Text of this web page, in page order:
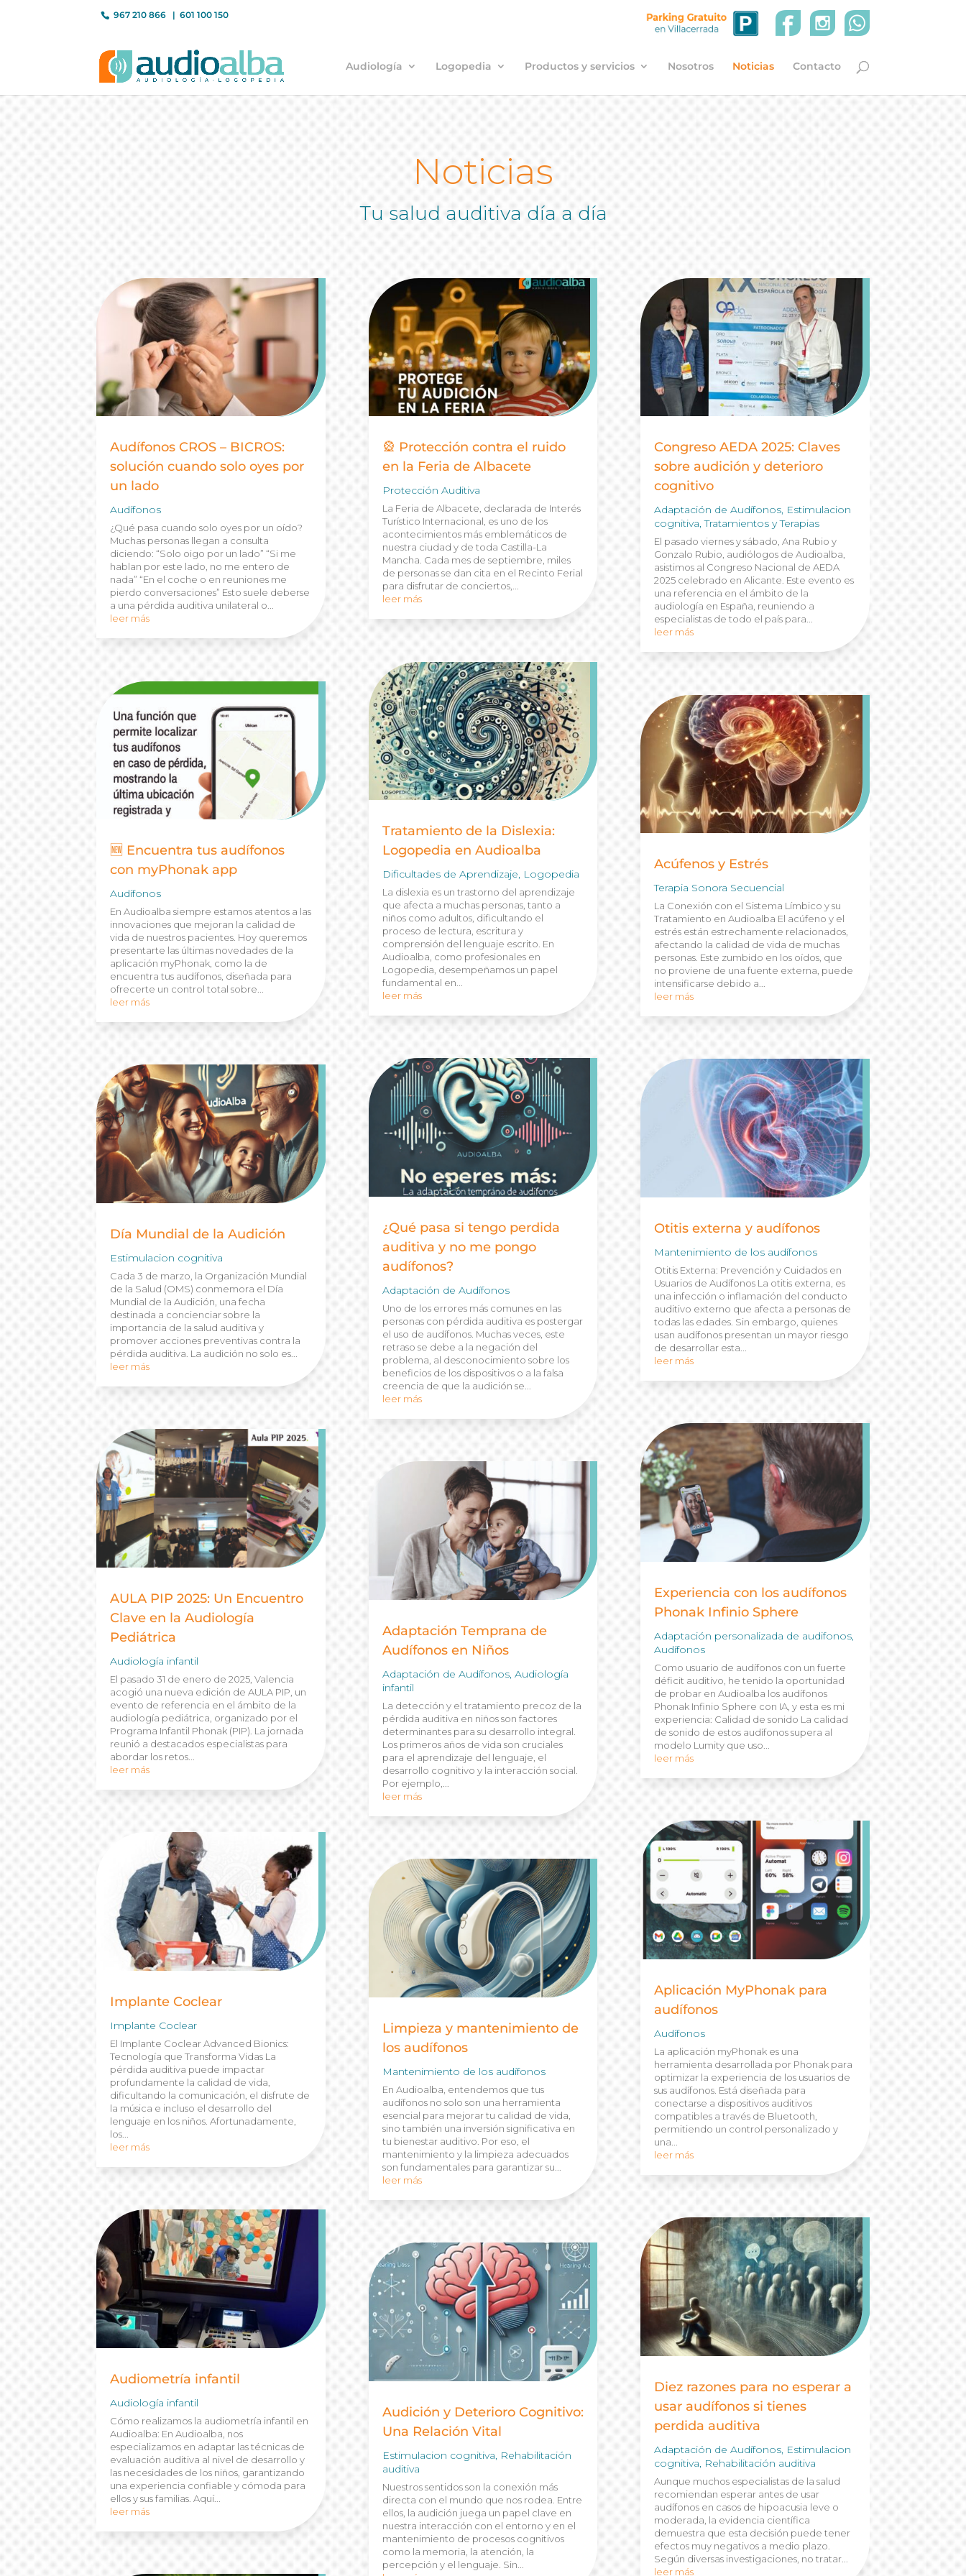
967 210 866 601 100 150
Audiología Logopedia Productos y servicios Nosotros Noticias Contacto
Noticias
Tu salud auditiva día a día
Audífonos CROS – BICROS:
solución cuando solo oyes por
un lado
Audífonos
¿Qué pasa cuando solo oyes por un oído?
Muchas personas llegan a consulta
diciendo: “Solo oigo por un lado” “Si me
hablan por este lado, no me entero de
nada” “En el coche o en reuniones me
pierdo conversaciones” Esto suele deberse
a una pérdida auditiva unilateral o...
leer más
🆕 Encuentra tus audífonos
con myPhonak app
Audífonos
En Audioalba siempre estamos atentos a las
innovaciones que mejoran la calidad de
vida de nuestros pacientes. Hoy queremos
presentarte las últimas novedades de la
aplicación myPhonak, como la de
encuentra tus audífonos, diseñada para
ofrecerte un control total sobre...
leer más
Día Mundial de la Audición
Estimulacion cognitiva
Cada 3 de marzo, la Organización Mundial
de la Salud (OMS) conmemora el Día
Mundial de la Audición, una fecha
destinada a concienciar sobre la
importancia de la salud auditiva y
promover acciones preventivas contra la
pérdida auditiva. La audición no solo es...
leer más
AULA PIP 2025: Un Encuentro
Clave en la Audiología
Pediátrica
Audiología infantil
El pasado 31 de enero de 2025, Valencia
acogió una nueva edición de AULA PIP, un
evento de referencia en el ámbito de la
audiología pediátrica, organizado por el
Programa Infantil Phonak (PIP). La jornada
reunió a destacados especialistas para
abordar los retos...
leer más
Implante Coclear
Implante Coclear
El Implante Coclear Advanced Bionics:
Tecnología que Transforma Vidas La
pérdida auditiva puede impactar
profundamente la calidad de vida,
dificultando la comunicación, el disfrute de
la música e incluso el desarrollo del
lenguaje en los niños. Afortunadamente,
los...
leer más
Audiometría infantil
Audiología infantil
Cómo realizamos la audiometría infantil en
Audioalba: En Audioalba, nos
especializamos en adaptar las técnicas de
evaluación auditiva al nivel de desarrollo y
las necesidades de los niños, garantizando
una experiencia confiable y cómoda para
ellos y sus familias. Aquí...
leer más
🎡 Protección contra el ruido
en la Feria de Albacete
Protección Auditiva
La Feria de Albacete, declarada de Interés
Turístico Internacional, es uno de los
acontecimientos más emblemáticos de
nuestra ciudad y de toda Castilla-La
Mancha. Cada mes de septiembre, miles
de personas se dan cita en el Recinto Ferial
para disfrutar de conciertos,...
leer más
Tratamiento de la Dislexia:
Logopedia en Audioalba
Dificultades de Aprendizaje, Logopedia
La dislexia es un trastorno del aprendizaje
que afecta a muchas personas, tanto a
niños como adultos, dificultando el
proceso de lectura, escritura y
comprensión del lenguaje escrito. En
Audioalba, como profesionales en
Logopedia, desempeñamos un papel
fundamental en...
leer más
¿Qué pasa si tengo perdida
auditiva y no me pongo
audífonos?
Adaptación de Audífonos
Uno de los errores más comunes en las
personas con pérdida auditiva es postergar
el uso de audífonos. Muchas veces, este
retraso se debe a la negación del
problema, al desconocimiento sobre los
beneficios de los dispositivos o a la falsa
creencia de que la audición se...
leer más
Adaptación Temprana de
Audífonos en Niños
Adaptación de Audífonos, Audiología
infantil
La detección y el tratamiento precoz de la
pérdida auditiva en niños son factores
determinantes para su desarrollo integral.
Los primeros años de vida son cruciales
para el aprendizaje del lenguaje, el
desarrollo cognitivo y la interacción social.
Por ejemplo,...
leer más
Limpieza y mantenimiento de
los audífonos
Mantenimiento de los audífonos
En Audioalba, entendemos que tus
audífonos no solo son una herramienta
esencial para mejorar tu calidad de vida,
sino también una inversión significativa en
tu bienestar auditivo. Por eso, el
mantenimiento y la limpieza adecuados
son fundamentales para garantizar su...
leer más
Audición y Deterioro Cognitivo:
Una Relación Vital
Estimulacion cognitiva, Rehabilitación
auditiva
Nuestros sentidos son la conexión más
directa con el mundo que nos rodea. Entre
ellos, la audición juega un papel clave en
nuestra interacción con el entorno y en el
mantenimiento de procesos cognitivos
como la memoria, la atención, la
percepción y el lenguaje. Sin...
Congreso AEDA 2025: Claves
sobre audición y deterioro
cognitivo
Adaptación de Audífonos, Estimulacion
cognitiva,Tratamientos y Terapias
El pasado viernes y sábado, Ana Rubio y
Gonzalo Rubio, audiólogos de Audioalba,
asistimos al Congreso Nacional de AEDA
2025 celebrado en Alicante. Este evento es
una referencia en el ámbito de la
audiología en España, reuniendo a
especialistas de todo el país para...
leer más
Acúfenos y Estrés
Terapia Sonora Secuencial
La Conexión con el Sistema Límbico y su
Tratamiento en Audioalba El acúfeno y el
estrés están estrechamente relacionados,
afectando la calidad de vida de muchas
personas. Este zumbido en los oídos, que
no proviene de una fuente externa, puede
intensificarse debido a...
leer más
Otitis externa y audífonos
Mantenimiento de los audífonos
Otitis Externa: Prevención y Cuidados en
Usuarios de Audífonos La otitis externa, es
una infección o inflamación del conducto
auditivo externo que afecta a personas de
todas las edades. Sin embargo, quienes
usan audífonos presentan un mayor riesgo
de desarrollar esta...
leer más
Experiencia con los audífonos
Phonak Infinio Sphere
Adaptación personalizada de audifonos,
Audífonos
Como usuario de audífonos con un fuerte
déficit auditivo, he tenido la oportunidad
de probar en Audioalba los audífonos
Phonak Infinio Sphere con IA, y esta es mi
experiencia: Calidad de sonido La calidad
de sonido de estos audífonos supera al
modelo Lumity que uso...
leer más
Aplicación MyPhonak para
audífonos
Audífonos
La aplicación myPhonak es una
herramienta desarrollada por Phonak para
optimizar la experiencia de los usuarios de
sus audífonos. Está diseñada para
conectarse a dispositivos auditivos
compatibles a través de Bluetooth,
permitiendo un control personalizado y
una...
leer más
Diez razones para no esperar a
usar audífonos si tienes
perdida auditiva
Adaptación de Audífonos, Estimulacion
cognitiva, Rehabilitación auditiva
Aunque muchos especialistas de la salud
recomiendan esperar antes de usar
audífonos en casos de hipoacusia leve o
moderada, la evidencia científica
demuestra que esta decisión puede tener
efectos muy negativos a medio plazo.
Según diversas investigaciones, no tratar...
leer más